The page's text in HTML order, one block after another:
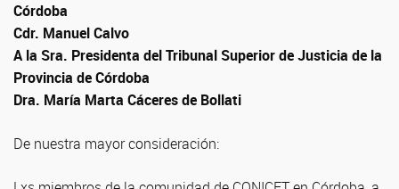
Córdoba
Cdr. Manuel Calvo
A la Sra. Presidenta del Tribunal Superior de Justicia de la
Provincia de Córdoba
Dra. María Marta Cáceres de Bollati
De nuestra mayor consideración: